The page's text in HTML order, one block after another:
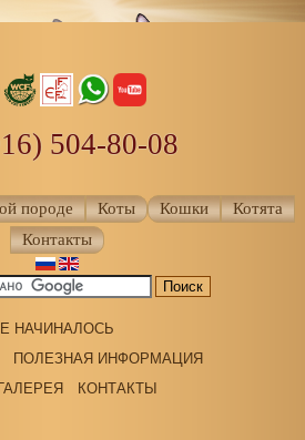
504-80-08
породе Коты Кошки
Котята
Контакты
НАЧИНАЛОСЬ
ПОЛЕЗНАЯ ИНФОРМАЦИЯ
КОНТАКТЫ